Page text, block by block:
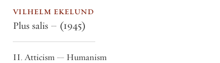
vilhelm ekelund
Plus salis – (1945)
II. Atticism — Humanism